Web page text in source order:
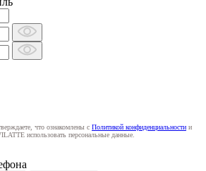
что ознакомлены с Политикой конфиденциальности и
использовать персональные данные.